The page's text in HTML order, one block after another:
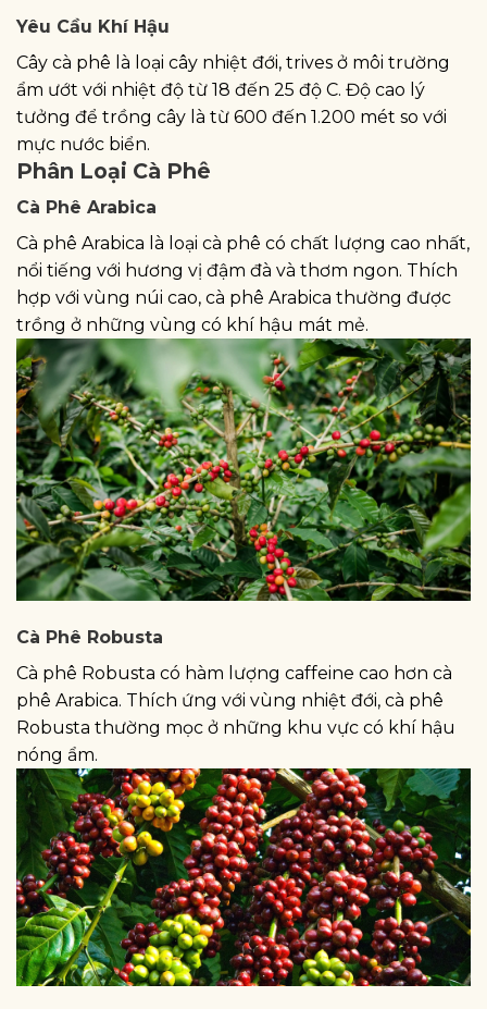
Yêu Cầu Khí Hậu
Cây cà phê là loại cây nhiệt đới, trives ở môi trường
ẩm ướt với nhiệt độ từ 18 đến 25 độ C. Độ cao lý
tưởng để trồng cây là từ 600 đến 1.200 mét so với
mực nước biển.
Phân Loại Cà Phê
Cà Phê Arabica
Cà phê Arabica là loại cà phê có chất lượng cao nhất,
nổi tiếng với hương vị đậm đà và thơm ngon. Thích
hợp với vùng núi cao, cà phê Arabica thường được
trồng ở những vùng có khí hậu mát mẻ.
Cà Phê Robusta
Cà phê Robusta có hàm lượng caffeine cao hơn cà
phê Arabica. Thích ứng với vùng nhiệt đới, cà phê
Robusta thường mọc ở những khu vực có khí hậu
nóng ẩm.